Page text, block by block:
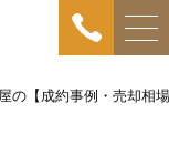
の【成約事例・売却相